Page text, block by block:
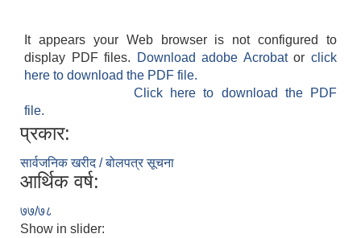
It appears your Web browser is not configured to
display PDF files.
Download adobe Acrobatorclick
here to download the PDF file.
Click here to download the PDF
file.
प्रकार:
सार्वजनिक खरीद / बोलपत्र सूचना
आर्थिक वर्ष:
७७/७८
Show in slider: